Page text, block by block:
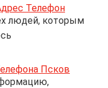
Телефон
людей, которым
Псков